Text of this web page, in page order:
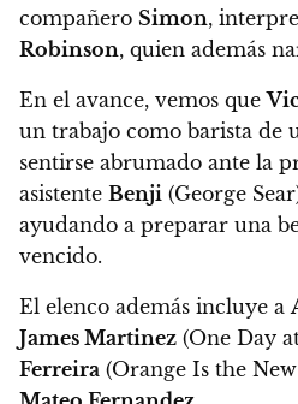
compañero Simon,
Robinson, quien además
En el avance, vemos que
un trabajo como barista de
sentirse abrumado ante la
asistente Benji (George
ayudando a preparar una
vencido.
El elenco además incluye a
James Martinez (One Day
Ferreira (Orange Is the